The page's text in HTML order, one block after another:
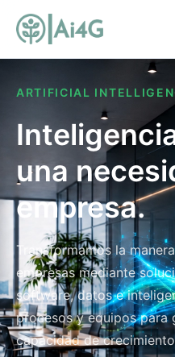
ARTIFICIAL
una
empresa.
Transformamos la
empresas mediante
software, datos e
procesos y equipos para
capacidad de